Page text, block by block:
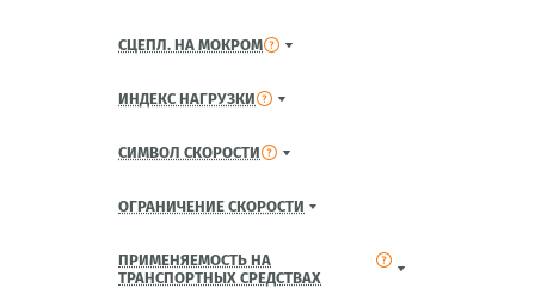
СЦЕПЛ. НА МОКРОМ
ИНДЕКС НАГРУЗКИ
СИМВОЛ СКОРОСТИ
ОГРАНИЧЕНИЕ СКОРОСТИ
ПРИМЕНЯЕМОСТЬ НА
ТРАНСПОРТНЫХ СРЕДСТВАХ